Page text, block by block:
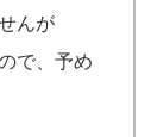
んが
で、予め